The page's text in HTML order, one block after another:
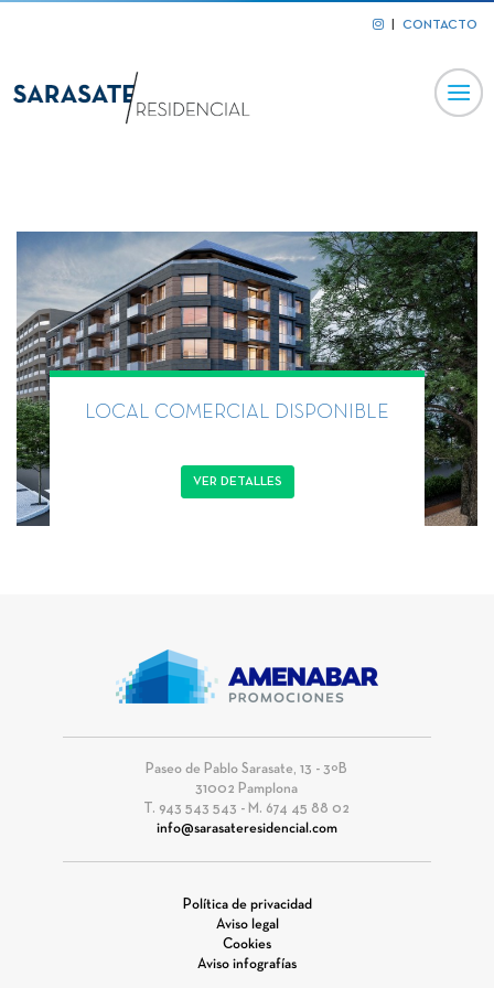
CONTACTO
LOCAL COMERCIAL DISPONIBLE
VER DETALLES
Paseo de Pablo Sarasate, 13 - 3ºB
31002 Pamplona
T. 943 543 543 - M. 674 45 88 02
info@sarasateresidencial.com
Política de privacidad
Aviso legal
Cookies
Aviso infografías